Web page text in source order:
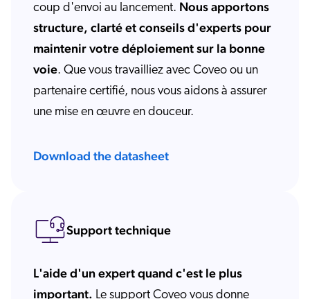
coup d'envoi au lancement. Nous apportons
structure, clarté et conseils d'experts pour
maintenir votre déploiement sur la bonne
voie. Que vous travailliez avec Coveo ou un
partenaire certifié, nous vous aidons à assurer
une mise en œuvre en douceur.
Download the datasheet
Support technique
L'aide d'un expert quand c'est le plus
important. Le support Coveo vous donne